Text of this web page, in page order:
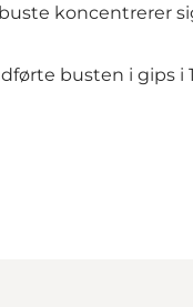
buste
busten i gips i